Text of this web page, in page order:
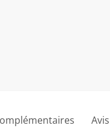
Avis